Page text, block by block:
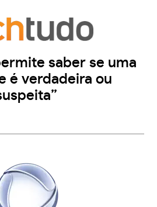
saber se uma
é verdadeira ou